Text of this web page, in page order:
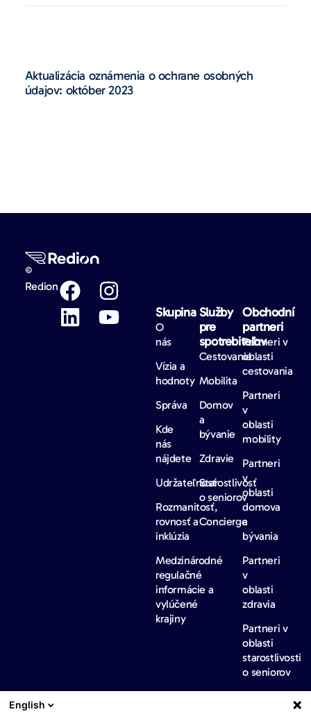
Aktualizácia oznámenia o ochrane osobných
údajov: október 2023
©
Redion
Skupina
O
nás
Vízia a
hodnoty
Správa
Kde
nás
nájdete
Udržateľnosť
Rozmanitosť,
rovnosť a
inklúzia
Medzinárodné
regulačné
informácie a
vylúčené
krajiny
Služby
pre
spotrebiteľov
Cestovanie
Mobilita
Domov
a
bývanie
Zdravie
Starostlivosť
o seniorov
Concierge
Obchodní
partneri
Partneri v
oblasti
cestovania
Partneri
v
oblasti
mobility
Partneri
v
oblasti
domova
a
bývania
Partneri
v
oblasti
zdravia
Partneri v
oblasti
starostlivosti
o seniorov
English